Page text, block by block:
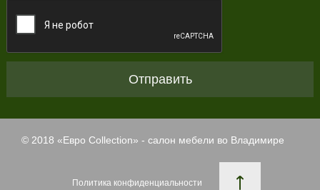
Отправить
© 2018 «Евро Collection» - салон мебели во Владимире
Политика конфиденциальности